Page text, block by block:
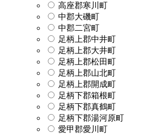
高座郡寒川町
中郡大磯町
中郡二宮町
足柄上郡中井町
足柄上郡大井町
足柄上郡松田町
足柄上郡山北町
足柄上郡開成町
足柄下郡箱根町
足柄下郡真鶴町
足柄下郡湯河原町
愛甲郡愛川町